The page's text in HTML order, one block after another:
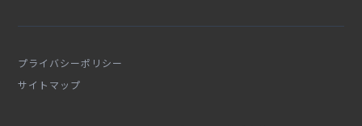
プライバシーポリシー
サイトマップ